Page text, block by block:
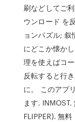
刷などしてご
ウンロード を
ョンパズル; 叙
にどこか懐か
理を使えばコ
反転すると行
に。 このアプ
ます.
FLIPPER). 無